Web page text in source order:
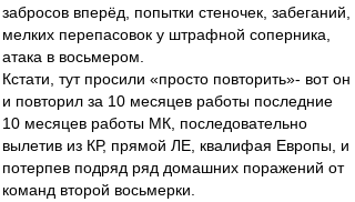
забросов вперёд, попытки стеночек, забеганий,
мелких перепасовок у штрафной соперника,
атака в восьмером.
Кстати, тут просили «просто повторить»- вот он
и повторил за 10 месяцев работы последние
10 месяцев работы МК, последовательно
вылетив из КР, прямой ЛЕ, квалифая Европы, и
потерпев подряд ряд домашних поражений от
команд второй восьмерки.